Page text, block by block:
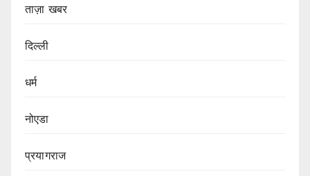
ताज़ा खबर
दिल्ली
धर्म
नोएडा
प्रयागराज